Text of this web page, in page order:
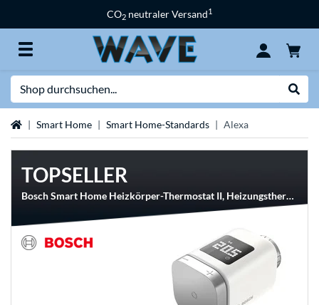
CO2 neutraler Versand1
StartseiteSmart Home Smart Home-Standards Alexa
TOPSELLER
Bosch Smart Home Heizkörper-Thermostat II, Heizungsthermostat